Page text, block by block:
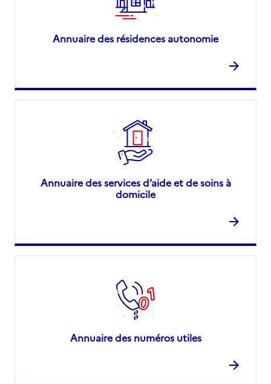
Annuaire des résidences autonomie
Annuaire des services d’aide et de soins à
domicile
Annuaire des numéros utiles